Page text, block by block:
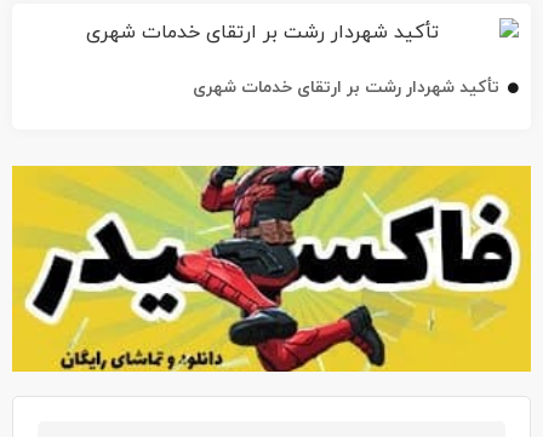
تأکید شهردار رشت بر ارتقای خدمات شهری